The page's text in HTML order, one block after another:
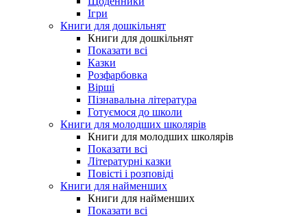
Ігри
Книги для дошкільнят
Книги для дошкільнят
Показати всі
Казки
Розфарбовка
Вірші
Пізнавальна література
Готуємося до школи
Книги для молодших школярів
Книги для молодших школярів
Показати всі
Літературні казки
Повісті і розповіді
Книги для найменших
Книги для найменших
Показати всі